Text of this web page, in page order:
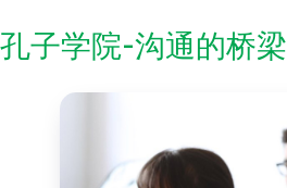
孔子学院-沟通的桥梁